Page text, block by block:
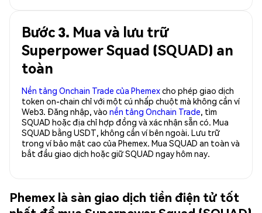
Bước 3. Mua và lưu trữ
Superpower Squad (SQUAD) an
toàn
Nền tảng Onchain Trade của Phemexcho phép giao dịch
token on-chain chỉ với một cú nhấp chuột mà không cần ví
Web3. Đăng nhập, vào nền tảng Onchain Trade, tìm
SQUAD hoặc địa chỉ hợp đồng và xác nhận sẵn có. Mua
SQUAD bằng USDT, không cần ví bên ngoài. Lưu trữ
trong ví bảo mật cao của Phemex. Mua SQUAD an toàn và
bắt đầu giao dịch hoặc giữ SQUAD ngay hôm nay.
Phemex là sàn giao dịch tiền điện tử tốt